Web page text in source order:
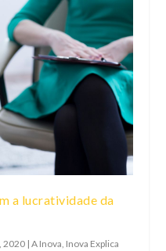
a lucratividade da
2020 |A Inova, Inova Explica